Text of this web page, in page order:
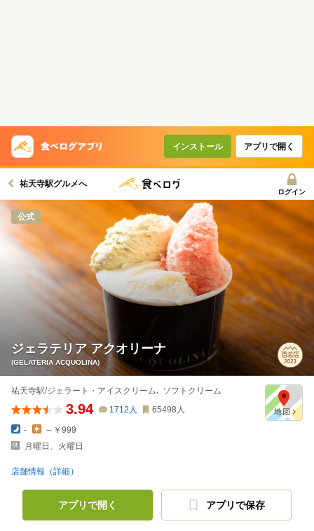
インストール アプリで開く
祐天寺駅グルメへ
ログイン
公式
ジェラテリア アクオリーナ
(GELATERIA ACQUOLINA)
祐天寺駅/ジェラート・アイスクリーム､ ソフトクリーム
3.94 1712 人 65498 人
-
～￥999
月曜日、火曜日
店舗情報（詳細）
アプリで開く アプリで保存